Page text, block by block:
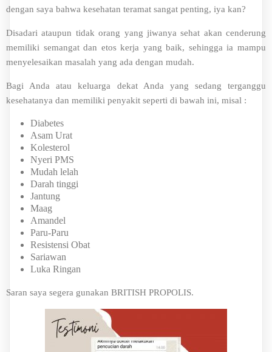
dengan saya bahwa kesehatan teramat sangat penting, iya kan?
Disadari ataupun tidak orang yang jiwanya sehat akan cenderung
memiliki semangat dan etos kerja yang baik, sehingga ia mampu
menyelesaikan masalah yang ada dengan mudah.
Bagi Anda atau keluarga dekat Anda yang sedang terganggu
kesehatanya dan memiliki penyakit seperti di bawah ini, misal :
Diabetes
Asam Urat
Kolesterol
Nyeri PMS
Mudah lelah
Darah tinggi
Jantung
Maag
Amandel
Paru-Paru
Resistensi Obat
Sariawan
Luka Ringan
Saran saya segera gunakan BRITISH PROPOLIS.